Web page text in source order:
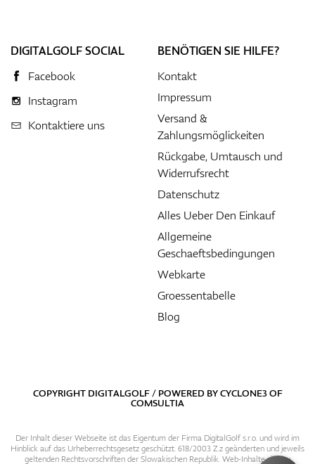
DIGITALGOLF SOCIAL
Facebook
Instagram
Kontaktiere uns
BENÖTIGEN SIE HILFE?
Kontakt
Impressum
Versand &
Zahlungsmöglickeiten
Rückgabe, Umtausch und
Widerrufsrecht
Datenschutz
Alles Ueber Den Einkauf
Allgemeine
Geschaeftsbedingungen
Webkarte
Groessentabelle
Blog
COPYRIGHT DIGITALGOLF / POWERED BYCYCLONE3OF
COMSULTIA
Der Inhalt dieser Webseite ist das Eigentum der Firma DigitalGolf s.r.o. und wird im
Hinblick auf das Urheberrechtsgesetz geschützt. 618/2003 Z.z geänderten und jeweils
geltenden Rechtsvorschriften der Slowakischen Republik. Web-Inhalte sind zu